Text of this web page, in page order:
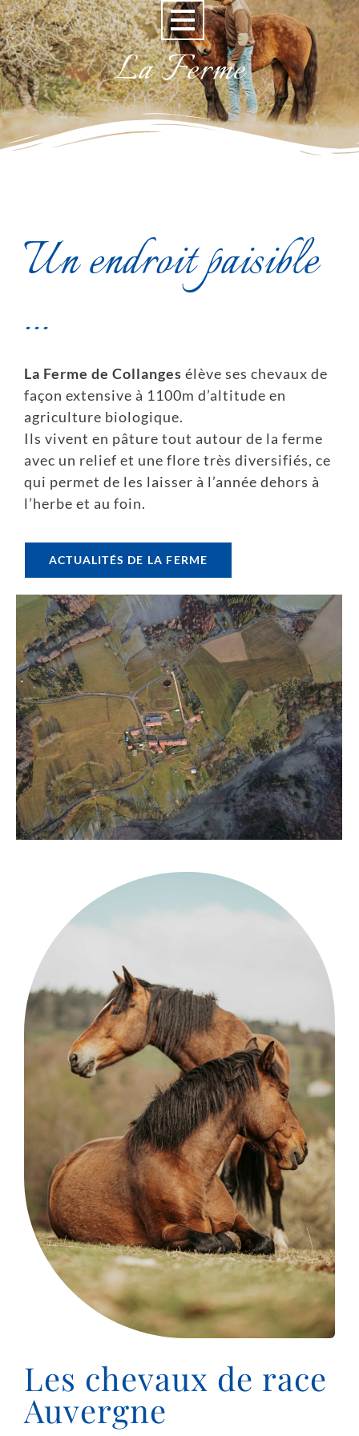
La Ferme
Un endroit paisible
...
La Ferme de Collanges élève ses chevaux de
façon extensive à 1100m d’altitude en
agriculture biologique.
Ils vivent en pâture tout autour de la ferme
avec un relief et une flore très diversifiés, ce
qui permet de les laisser à l’année dehors à
l’herbe et au foin.
ACTUALITÉS DE LA FERME
Les chevaux de race
Auvergne